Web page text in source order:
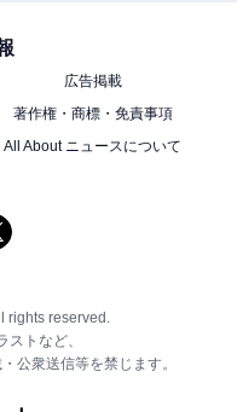
広告掲載
著作権・商標・免責事項
All About ニュースについて
rights reserved.
トなど、
公衆送信等を禁じます。